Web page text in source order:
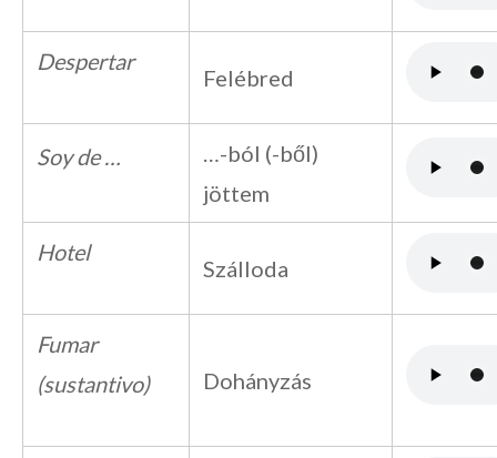
Despertar
Felébred
Soy de …
…-ból (-ből)
jöttem
Hotel
Szálloda
Fumar
(sustantivo)
Dohányzás